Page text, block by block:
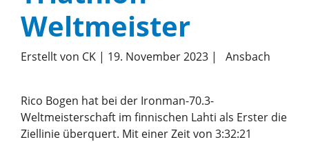
Weltmeister
Erstellt von CK | 19. November 2023 | Ansbach
Rico Bogen hat bei der Ironman-70.3-
Weltmeisterschaft im finnischen Lahti als Erster die
Ziellinie überquert. Mit einer Zeit von 3:32:21